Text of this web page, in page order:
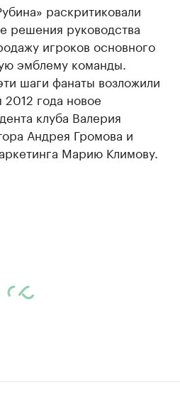
раскритиковали
решения руководства
игроков основного
эмблему команды.
шаги фанаты возложили
года новое
клуба Валерия
Андрея Громова и
Марию Климову.